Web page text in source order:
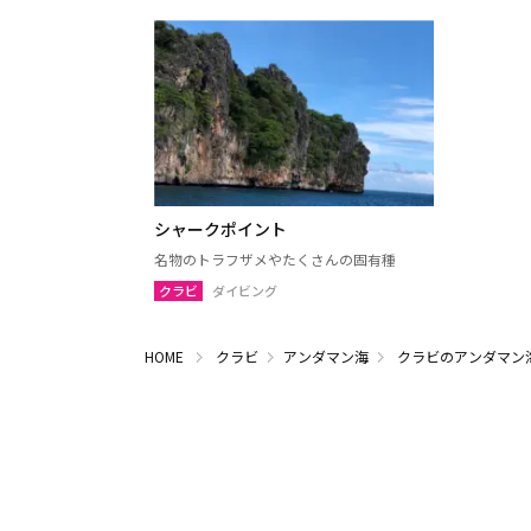
シャークポイント
名物のトラフザメやたくさんの固有種
クラビ ダイビング
HOME クラビ アンダマン海 クラビのアンダマン